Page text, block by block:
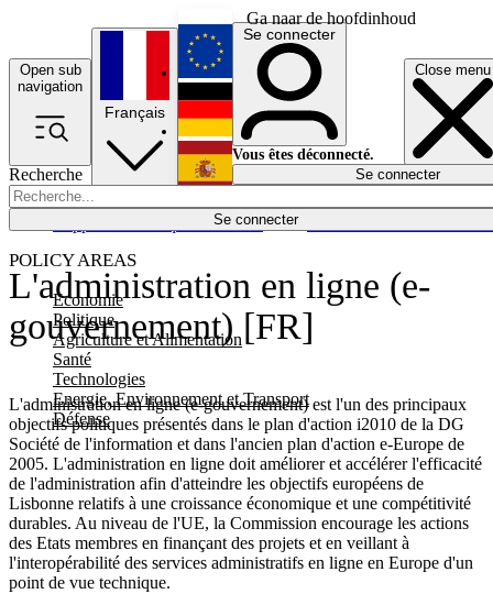
Ga naar de hoofdinhoud
Open sub
navigation
Close menu
Recherche
Se connecter
POLICY AREAS
Economie
Politique
Agriculture et Alimentation
Santé
Technologies
Energie, Environnement et Transport
Défense
Économie
Français
English
Deutsch
Español
Se connecter
Vous êtes déconnecté.
Se connecter
L'administration en ligne (e-
gouvernement) [FR]
L'administration en ligne (e-gouvernement) est l'un des principaux
objectifs politiques présentés dans le plan d'action i2010 de la DG
Société de l'information et dans l'ancien plan d'action e-Europe de
2005. L'administration en ligne doit améliorer et accélérer l'efficacité
de l'administration afin d'atteindre les objectifs européens de
Lisbonne relatifs à une croissance économique et une compétitivité
durables. Au niveau de l'UE, la Commission encourage les actions
des Etats membres en finançant des projets et en veillant à
l'interopérabilité des services administratifs en ligne en Europe d'un
point de vue technique.